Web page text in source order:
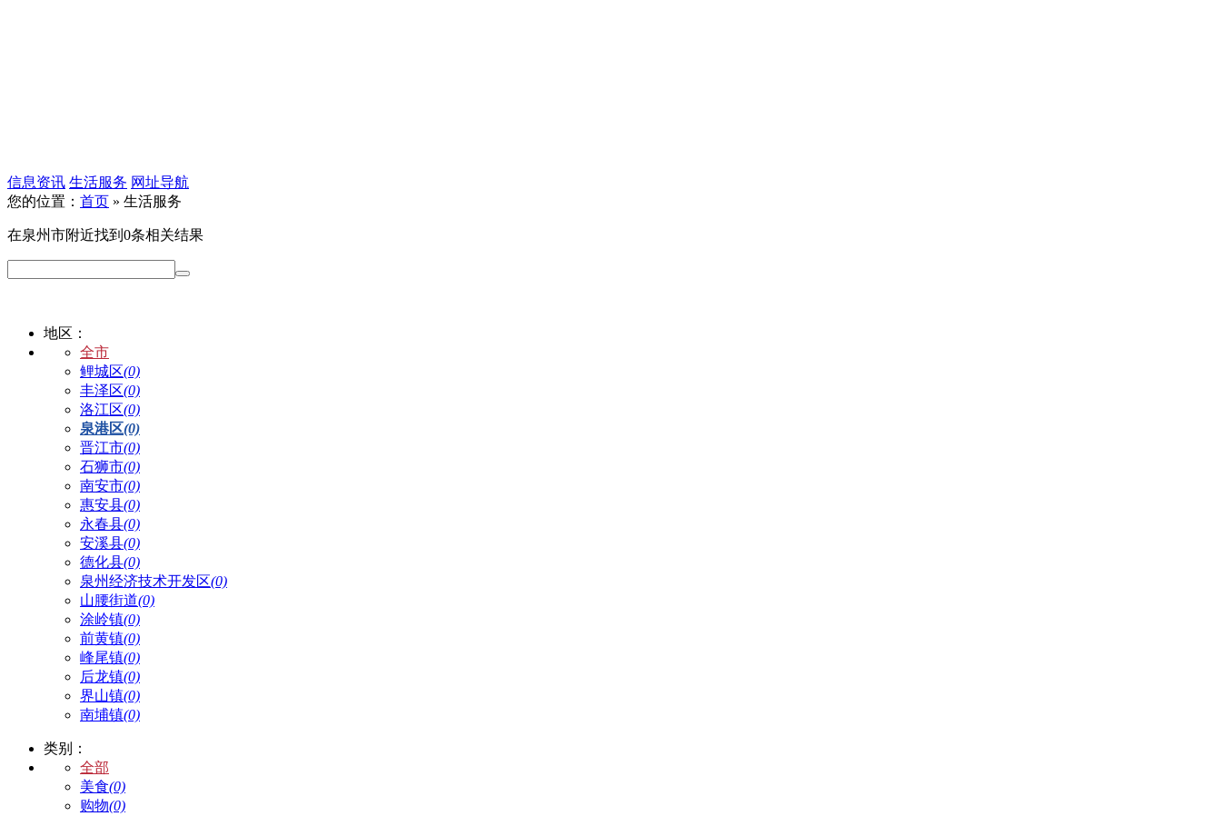
信息资讯 生活服务 网址导航
您的位置： 首页 » 生活服务
在泉州市附近找到 0条相关结果
地区：
全市
鲤城区(0)
丰泽区(0)
洛江区(0)
泉港区(0)
晋江市(0)
石狮市(0)
南安市(0)
惠安县(0)
永春县(0)
安溪县(0)
德化县(0)
泉州经济技术开发区(0)
山腰街道(0)
涂岭镇(0)
前黄镇(0)
峰尾镇(0)
后龙镇(0)
界山镇(0)
南埔镇(0)
类别：
全部
美食(0)
购物(0)